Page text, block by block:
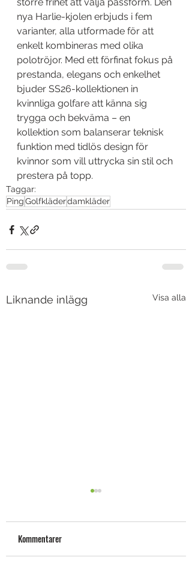
nya Harlie-kjolen erbjuds i fem
varianter, alla utformade för att
enkelt kombineras med olika
polotröjor. Med ett förfinat fokus på
prestanda, elegans och enkelhet
bjuder SS26-kollektionen in
kvinnliga golfare att känna sig
trygga och bekväma – en
kollektion som balanserar teknisk
funktion med tidlös design för
kvinnor som vill uttrycka sin stil och
prestera på topp.
Taggar:
PingGolfkläderdamkläder
Liknande inlägg Visa alla
Kommentarer